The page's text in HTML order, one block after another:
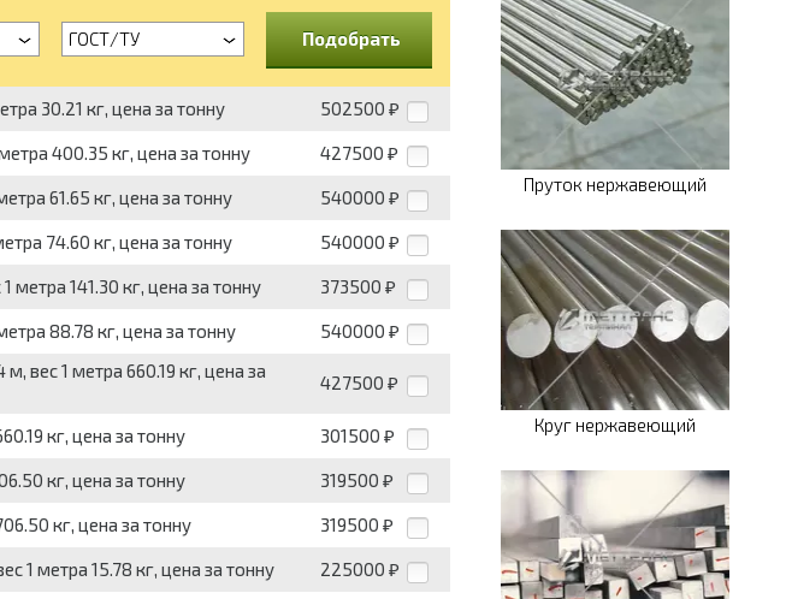
ГОСТ/ТУ Подобрать
30.21 кг, цена за тонну 502500 ₽
400.35 кг, цена за тонну 427500 ₽
61.65 кг, цена за тонну 540000 ₽
74.60 кг, цена за тонну 540000 ₽
141.30 кг, цена за тонну 373500 ₽
88.78 кг, цена за тонну 540000 ₽
1 метра 660.19 кг, цена за
427500 ₽
кг, цена за тонну 301500 ₽
кг, цена за тонну 319500 ₽
кг, цена за тонну 319500 ₽
1 метра 15.78 кг, цена за тонну 225000 ₽
Пруток нержавеющий
Круг нержавеющий